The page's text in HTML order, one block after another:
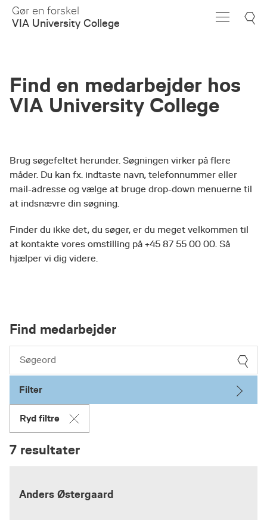
Skip
Main
Gør en forskel
VIA University College
Find en medarbejder hos
VIA University College
Brug søgefeltet herunder. Søgningen virker på flere
måder. Du kan fx. indtaste navn, telefonnummer eller
mail-adresse og vælge at bruge drop-down menuerne til
at indsnævre din søgning.
Finder du ikke det, du søger, er du meget velkommen til
at kontakte vores omstilling på +45 87 55 00 00. Så
hjælper vi dig videre.
Find medarbejder
Filter
Ryd filtre
7 resultater
Anders Østergaard